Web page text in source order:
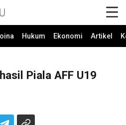
Hukum Ekonomi Artikel
Piala AFF U19